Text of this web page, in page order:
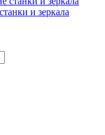
и зеркала